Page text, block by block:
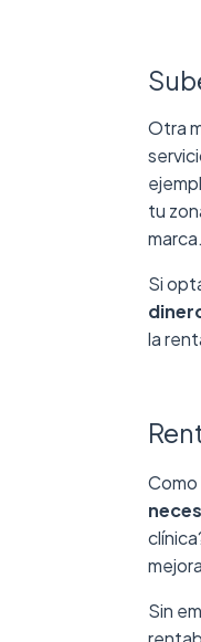
Otra
tu
marca.
Si
la
Sin